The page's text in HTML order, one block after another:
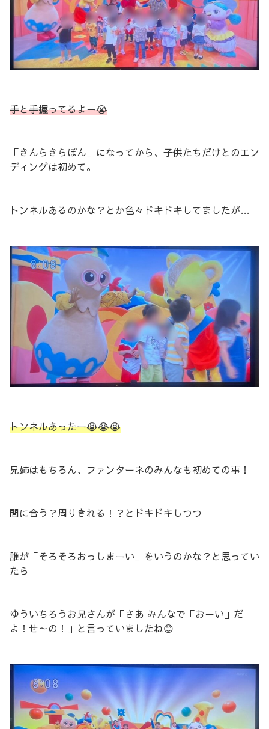
手と手握ってるよー😭
「きんらきらぽん」になってから、子供たちだけとのエン
ディングは初めて。
トンネルあるのかな？とか色々ドキドキしてましたが…
トンネルあったー😭😭😭
兄姉はもちろん、ファンターネのみんなも初めての事！
間に合う？周りきれる！？とドキドキしつつ
誰が「そろそろおっしまーい」をいうのかな？と思ってい
たら
ゆういちろうお兄さんが「さあ みんなで「おーい」だ
よ！せ～の！」と言っていましたね😊